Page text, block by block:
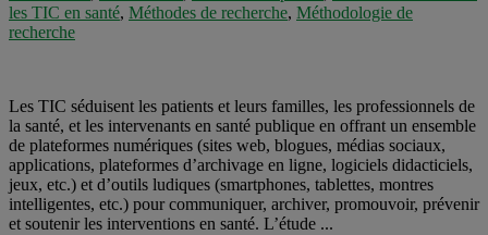
les TIC en santé, Méthodes de recherche, Méthodologie de
recherche
Les TIC séduisent les patients et leurs familles, les professionnels de
la santé, et les intervenants en santé publique en offrant un ensemble
de plateformes numériques (sites web, blogues, médias sociaux,
applications, plateformes d’archivage en ligne, logiciels didacticiels,
jeux, etc.) et d’outils ludiques (smartphones, tablettes, montres
intelligentes, etc.) pour communiquer, archiver, promouvoir, prévenir
et soutenir les interventions en santé. L’étude ...